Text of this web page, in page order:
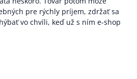
pre rýchly príjem, zdržať sa
vo chvíli, keď už s ním e-shop